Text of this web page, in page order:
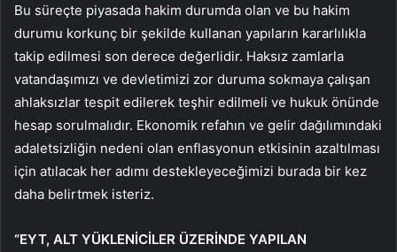
Bu süreçte piyasada hakim durumda olan ve bu hakim
durumu korkunç bir şekilde kullanan yapıların kararlılıkla
takip edilmesi son derece değerlidir. Haksız zamlarla
vatandaşımızı ve devletimizi zor duruma sokmaya çalışan
ahlaksızlar tespit edilerek teşhir edilmeli ve hukuk önünde
hesap sorulmalıdır. Ekonomik refahın ve gelir dağılımındaki
adaletsizliğin nedeni olan enflasyonun etkisinin azaltılması
için atılacak her adımı destekleyeceğimizi burada bir kez
daha belirtmek isteriz.
“EYT, ALT YÜKLENİCİLER ÜZERİNDE YAPILAN